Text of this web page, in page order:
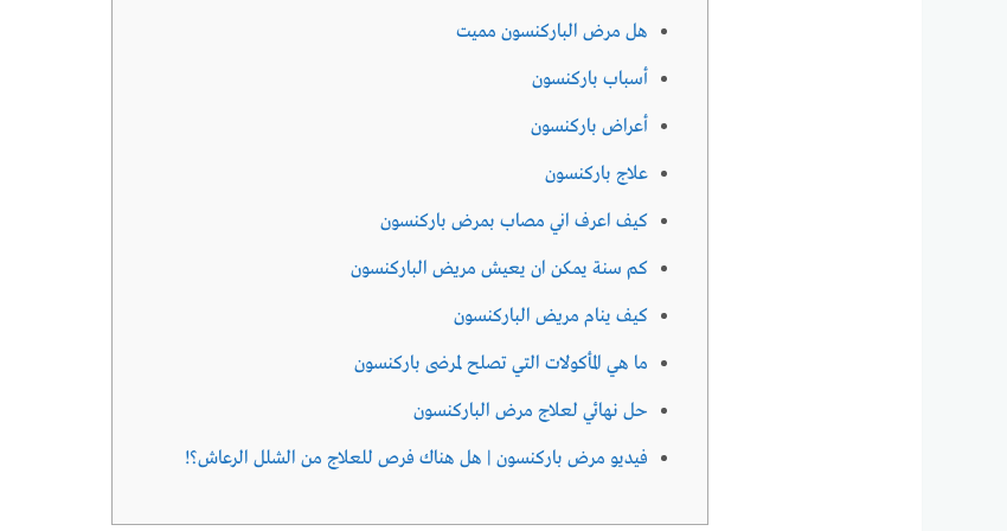
هل مرض الباركنسون مميت
أسباب باركنسون
أعراض باركنسون
علاج باركنسون
كيف اعرف اني مصاب بمرض باركنسون
كم سنة يمكن ان يعيش مريض الباركنسون
كيف ينام مريض الباركنسون
ما هي المأكولات التي تصلح لمرضى باركنسون
حل نهائي لعلاج مرض الباركنسون
فيديو مرض باركنسون | هل هناك فرص للعلاج من الشلل الرعاش؟!